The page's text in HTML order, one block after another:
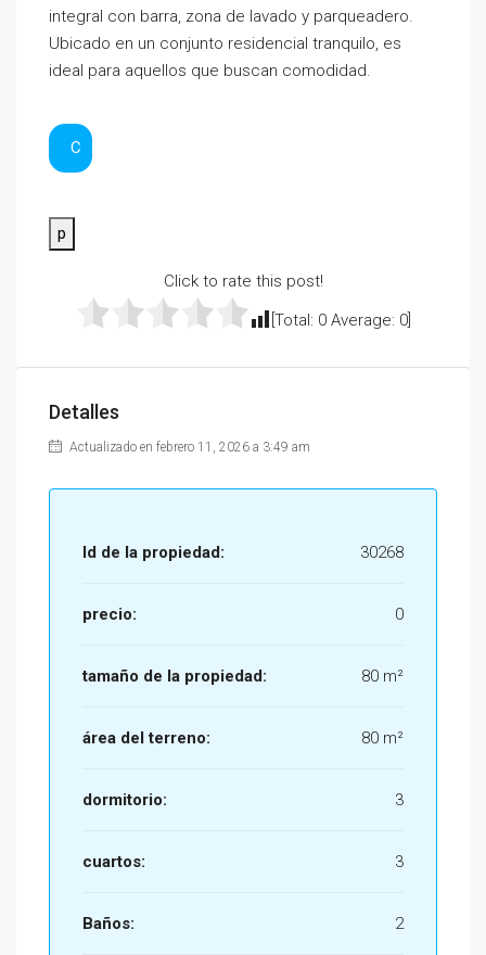
integral con barra, zona de lavado y parqueadero.
Ubicado en un conjunto residencial tranquilo, es
ideal para aquellos que buscan comodidad.
C
p
Click to rate this post!
[Total: 0Average: 0]
Detalles
Actualizado en febrero 11, 2026 a 3:49 am
Id de la propiedad: 30268
precio: 0
tamaño de la propiedad: 80 m²
área del terreno: 80 m²
dormitorio: 3
cuartos: 3
Baños: 2